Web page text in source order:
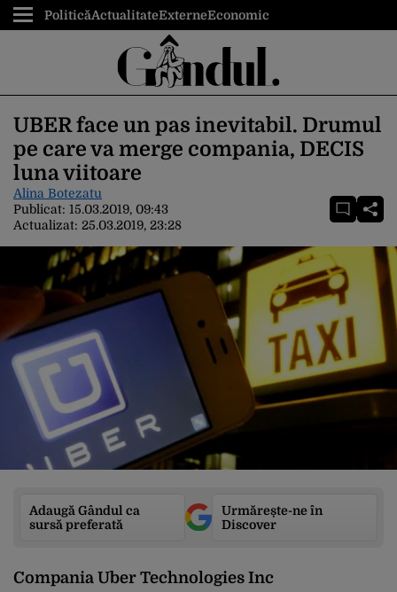
PoliticăActualitateExterneEconomic
UBER face un pas inevitabil. Drumul
pe care va merge compania, DECIS
luna viitoare
Alina Botezatu
Publicat: 15.03.2019, 09:43
Actualizat: 25.03.2019, 23:28
Adaugă Gândul ca
sursă preferată
Urmărește-ne în
Discover
Compania Uber Technologies Inc